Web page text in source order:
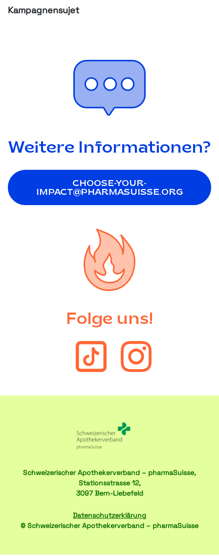
Kampagnensujet
Weitere Informationen?
CHOOSE-YOUR-
IMPACT@PHARMASUISSE.ORG
Folge uns!
Schweizerischer Apothekerverband – pharmaSuisse,
Stationsstrasse 12,
3097 Bern-Liebefeld
Datenschutzerklärung
© Schweizerischer Apothekerverband – pharmaSuisse